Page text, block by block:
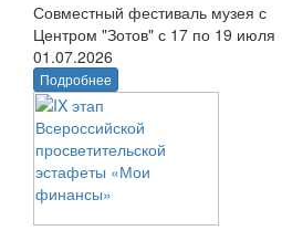
Совместный фестиваль музея с
Центром "Зотов" с 17 по 19 июля
01.07.2026
Подробнее